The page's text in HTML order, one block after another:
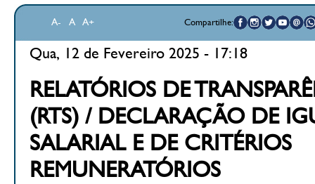
A- A A+ Compartilhe:
Qua, 12 de Fevereiro 2025 - 17:18
RELATÓRIOS DE
(RTS) / DECLARAÇÃO DE
SALARIAL E DE CRITÉRIOS
REMUNERATÓRIOS